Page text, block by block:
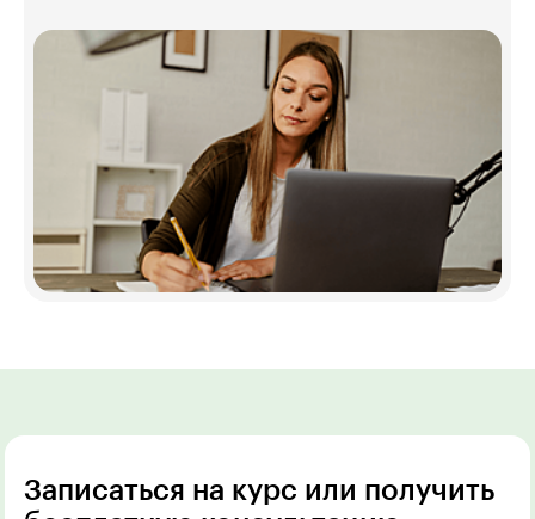
Записаться на курс или получить